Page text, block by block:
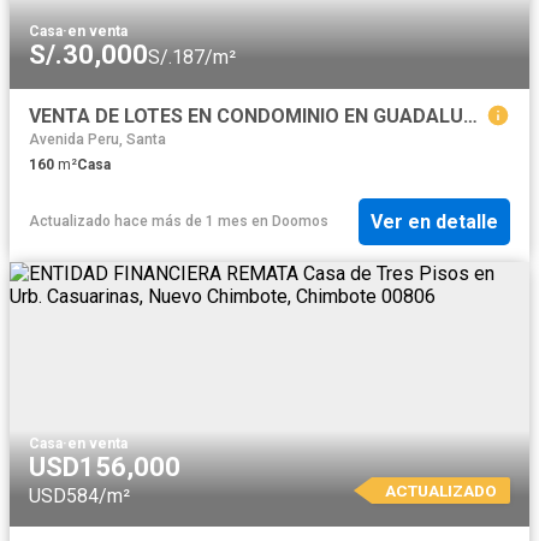
Casa·en venta
S/.30,000S/.187/m²
VENTA DE LOTES EN CONDOMINIO EN GUADALUPITO VIRU
Avenida Peru, Santa
160 m²Casa
Actualizado hace más de 1 mes en Doomos Ver en detalle
Casa·en venta
USD156,000
USD584/m² ACTUALIZADO